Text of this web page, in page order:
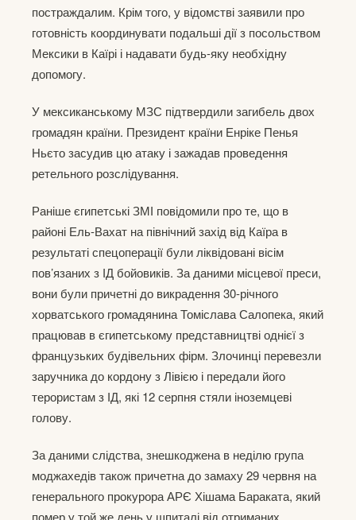
постраждалим. Крім того, у відомстві заявили про
готовність координувати подальші дії з посольством
Мексики в Каїрі і надавати будь-яку необхідну
допомогу.
У мексиканському МЗС підтвердили загибель двох
громадян країни. Президент країни Енріке Пенья
Ньєто засудив цю атаку і зажадав проведення
ретельного розслідування.
Раніше єгипетські ЗМІ повідомили про те, що в
районі Ель-Вахат на північний захід від Каїра в
результаті спецоперації були ліквідовані вісім
пов’язаних з ІД бойовиків. За даними місцевої преси,
вони були причетні до викрадення 30-річного
хорватського громадянина Томіслава Салопека, який
працював в єгипетському представництві однієї з
французьких будівельних фірм. Злочинці перевезли
заручника до кордону з Лівією і передали його
терористам з ІД, які 12 серпня стяли іноземцеві
голову.
За даними слідства, знешкоджена в неділю група
моджахедів також причетна до замаху 29 червня на
генерального прокурора АРЄ Хішама Бараката, який
помер у той же день у шпиталі від отриманих